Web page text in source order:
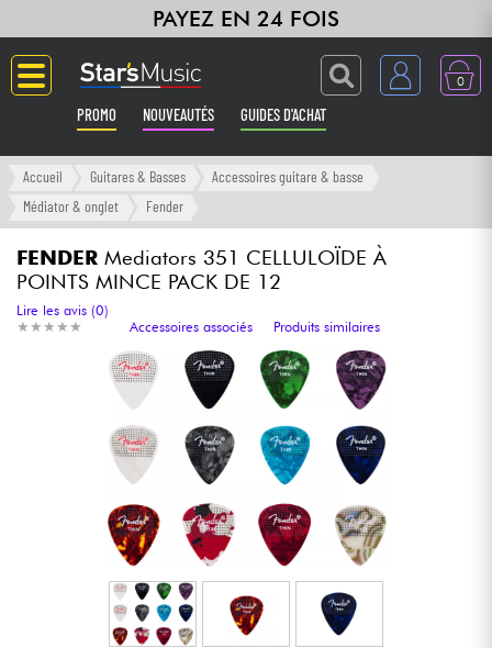
PAYEZ EN 24 FOIS
0
PROMO NOUVEAUTÉS GUIDES D'ACHAT
Langue
Amplis & Effets
Synthés & Sampleurs
Home Studio
Casques
Micros & HF
Accueil Guitares & Basses
Accessoires guitare & basse
Médiator & onglet
Fender
FENDER Mediators 351 CELLULOÏDE À
POINTS MINCE PACK DE 12
★ ★ ★ ★ ★
★ ★ ★ ★ ★
Lire les avis (0)
Accessoires associés
Produits similaires